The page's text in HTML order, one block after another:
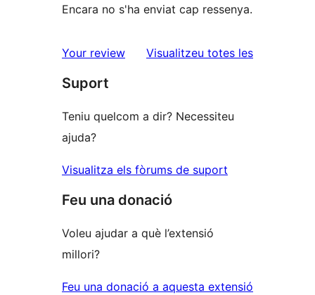
Encara no s'ha enviat cap ressenya.
Your review Visualitzeu totes lesressenyes
Suport
Teniu quelcom a dir? Necessiteu
ajuda?
Visualitza els fòrums de suport
Feu una donació
Voleu ajudar a què l’extensió
millori?
Feu una donació a aquesta extensió